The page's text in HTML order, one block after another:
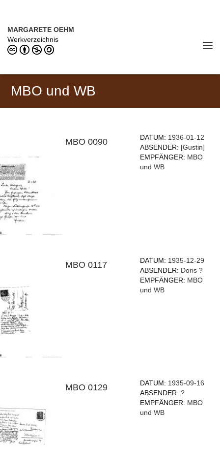
MARGARETE OEHM
Werkverzeichnis
MBO und WB
MBO 0090 DATUM: 1936-01-12
ABSENDER: [Gustin]
EMPFÄNGER: MBO
und WB
MBO 0117 DATUM: 1935-12-29
ABSENDER: Doris ?
EMPFÄNGER: MBO
und WB
MBO 0129 DATUM: 1935-09-16
ABSENDER:?
EMPFÄNGER: MBO
und WB